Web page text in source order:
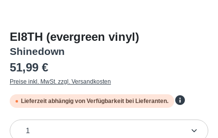
EI8TH (evergreen vinyl)
Shinedown
Regulärer Preis:
51,99 €
Preise inkl. MwSt. zzgl. Versandkosten
Lieferzeit abhängig von Verfügbarkeit bei Lieferanten.
Produkt Anzahl: Gib den gewünschten Wert ein